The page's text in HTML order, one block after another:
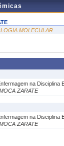
MOLECULAR
na Disciplina
ZARATE
na Disciplina
ZARATE